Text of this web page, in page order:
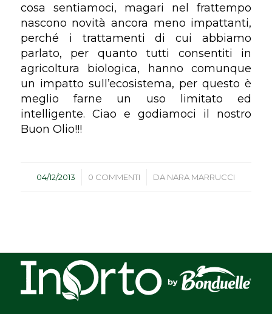
cosa sentiamoci, magari nel frattempo
nascono novità ancora meno impattanti,
perché i trattamenti di cui abbiamo
parlato, per quanto tutti consentiti in
agricoltura biologica, hanno comunque
un impatto sull’ecosistema, per questo è
meglio farne un uso limitato ed
intelligente. Ciao e godiamoci il nostro
Buon Olio!!!
04/12/2013
/ 0 COMMENTI
/ DA NARA MARRUCCI